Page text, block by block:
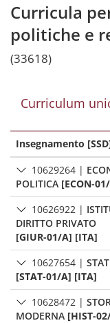
Curricula
politiche e
(33618)
Curriculum
10629264 |
POLITICA [ECON-
10626922 |
DIRITTO PRIVATO
[GIUR-01/A] [ITA]
10627654 |
[STAT-01/A] [ITA]
10628472 |
MODERNA [HIST-